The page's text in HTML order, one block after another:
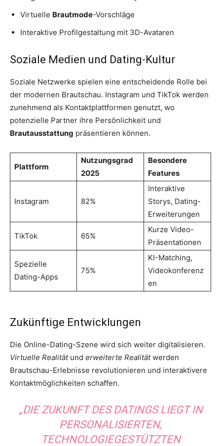
Virtuelle Brautmode-Vorschläge
Interaktive Profilgestaltung mit 3D-Avataren
Soziale Medien und Dating-Kultur
Soziale Netzwerke spielen eine entscheidende Rolle bei
der modernen Brautschau. Instagram und TikTok werden
zunehmend als Kontaktplattformen genutzt, wo
potenzielle Partner ihre Persönlichkeit und
Brautausstattung präsentieren können.
Plattform
Nutzungsgrad
2025
Besondere
Features
Instagram 82%
Interaktive
Storys, Dating-
Erweiterungen
TikTok 65%
Kurze Video-
Präsentationen
Spezielle
Dating-Apps
75%
KI-Matching,
Videokonferenz
en
Zukünftige Entwicklungen
Die Online-Dating-Szene wird sich weiter digitalisieren.
Virtuelle Realitätund erweiterte Realitätwerden
Brautschau-Erlebnisse revolutionieren und interaktivere
Kontaktmöglichkeiten schaffen.
„DIE ZUKUNFT DES DATINGS LIEGT IN
PERSONALISIERTEN,
TECHNOLOGIEGESTÜTZTEN